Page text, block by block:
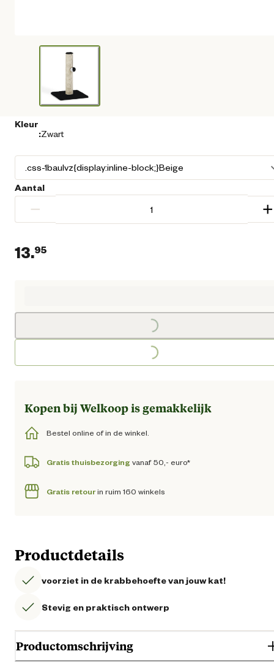
Kleur
:Zwart
Aantal
− +
13.95
Loading...
Loading...
Kopen bij Welkoop is gemakkelijk
Bestel online of in de winkel.
Gratis thuisbezorging vanaf 50,- euro*
Gratis retourin ruim 160 winkels
Productdetails
voorziet in de krabbehoefte van jouw kat!
Stevig en praktisch ontwerp
Productomschrijving